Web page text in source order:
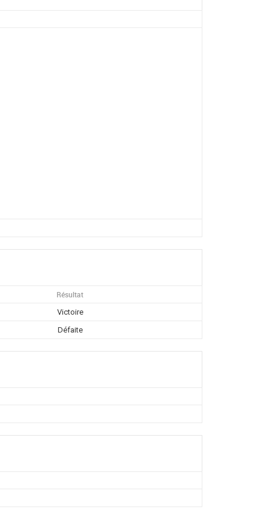
Résultat
Victoire
Défaite